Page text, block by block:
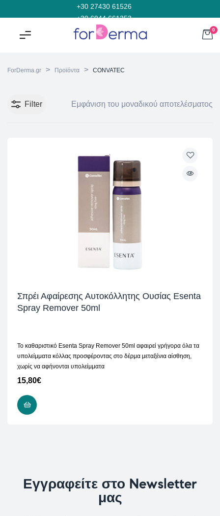
+30 27430 61526
+30 6944 661353
0
ForDerma.gr > Προϊόντα > CONVATEC
Filter Εμφάνιση του μοναδικού αποτελέσματος
Σπρέι Αφαίρεσης Αυτοκόλλητης Ουσίας Esenta
Spray Remover 50ml
To καθαριστικό Esenta Spray Remover 50ml αφαιρεί γρήγορα όλα τα
υπολείμματα κόλλας προσφέροντας στο δέρμα μεταξένια αίσθηση,
χωρίς να αφήνονται υπολείμματα
15,80€
Εγγραφείτε στο Newsletter
μας